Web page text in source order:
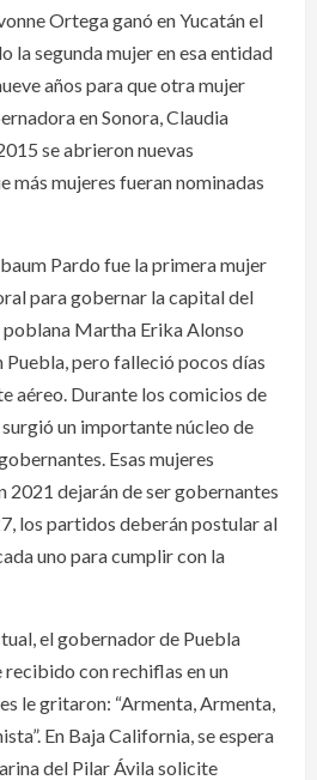
Ortega ganó en Yucatán el
la segunda mujer en esa entidad
años para que otra mujer
en Sonora, Claudia
se abrieron nuevas
más mujeres fueran nominadas
Pardo fue la primera mujer
para gobernar la capital del
poblana Martha Erika Alonso
pero falleció pocos días
aéreo. Durante los comicios de
un importante núcleo de
Esas mujeres
2021 dejarán de ser gobernantes
los partidos deberán postular al
uno para cumplir con la
el gobernador de Puebla
con rechiflas en un
le gritaron: “Armenta, Armenta,
En Baja California, se espera
del Pilar Ávila solicite